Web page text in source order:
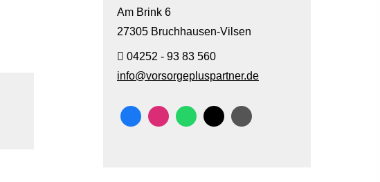
Am Brink 6
27305 Bruchhausen-Vilsen
04252 - 93 83 560
info@vorsorgepluspartner.de